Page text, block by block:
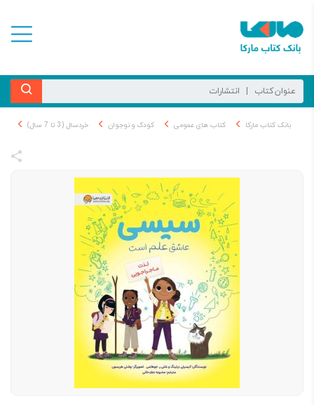
بانک کتاب مارکا کتاب های عمومی کودک و نوجوان خردسال (3 تا 7 سال)